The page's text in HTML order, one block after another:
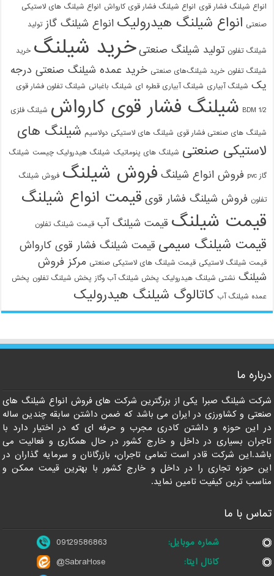
انواع شیلنگ فشار قوی انواع شیلنگ فشار قوی کارواش انواع شیلنگ های لاستیکی
صنعتی انواع شیلنگ هیدرولیک انواع شیلنگ گاز تولید
شیلنگ تفلون تولید شیلنگ صنعتی خرید شیلنگ خرید
شیلنگ تفلون خرید شیلنگ‌های صنعتی خرید عمده شیلنگ صنعتی درجه
یک شیلنگ آبیاری شیلنگ آبیاری قطره ای شیلنگ باغبانی شیلنگ تفلون فشار قوی
1/2 BDM شیلنگ فشار قوی کارواش شیلنگ فلزی
شیلنگ های صنعتی فشار قوی شیلنگ های لاستیکی دولاسیم شیلنگ های
لاستیکی صنعتی شیلنگ های پنوماتیک شیلنگ هیدرولیک چیست شیلنگ
گاز pvc فروش انواع شیلنگ فروش شیلنگ فروش شیلنگ
تفلون فروش شیلنگ فشار قوی قیمت انواع شیلنگ
قیمت شیلنگ قیمت شیلنگ آب قیمت شیلنگ تفلون
قیمت شیلنگ سیمی قیمت شیلنگ فشار قوی کارواش
قیمت شیلنگ لاستیکی قیمت شیلنگ های لاستیکی صنعتی مرکز فروش
شیلنگ نشتی شیلنگ هیدرولیک پخش شیلنگ آب وگاز پخش شیلنگ تفلون پخش
عمده شیلنگ آب کاتالوگ شیلنگ هیدرولیک
درباره ما
شرکت شیلنگ صبرا یکی از بزرگترین شرکت های فروش انواع شیلنگ های
صنعتی و کشاورزی در ایران می باشد که ضمن داشتن سابقه چندین ساله
در این حوزه و داشتن کادری مجرب و حرفه ای که در اختیار دارد با
تاجران بسیاری در داخل و خارج کشور در حال همکاری و فعالیت می
باشد.این شرکت قادر است تمامی تاجران، بازرگانان و سرمایه گذاران در
این حوزه تجاری را در داخل و خارج کشور با بهترین قیمت ممکن و
مناسب ترین کیفیت تامین نماید.
تماس با ما
شماره موبایل:
09129586863
کانال ایتا:
@SabraHose